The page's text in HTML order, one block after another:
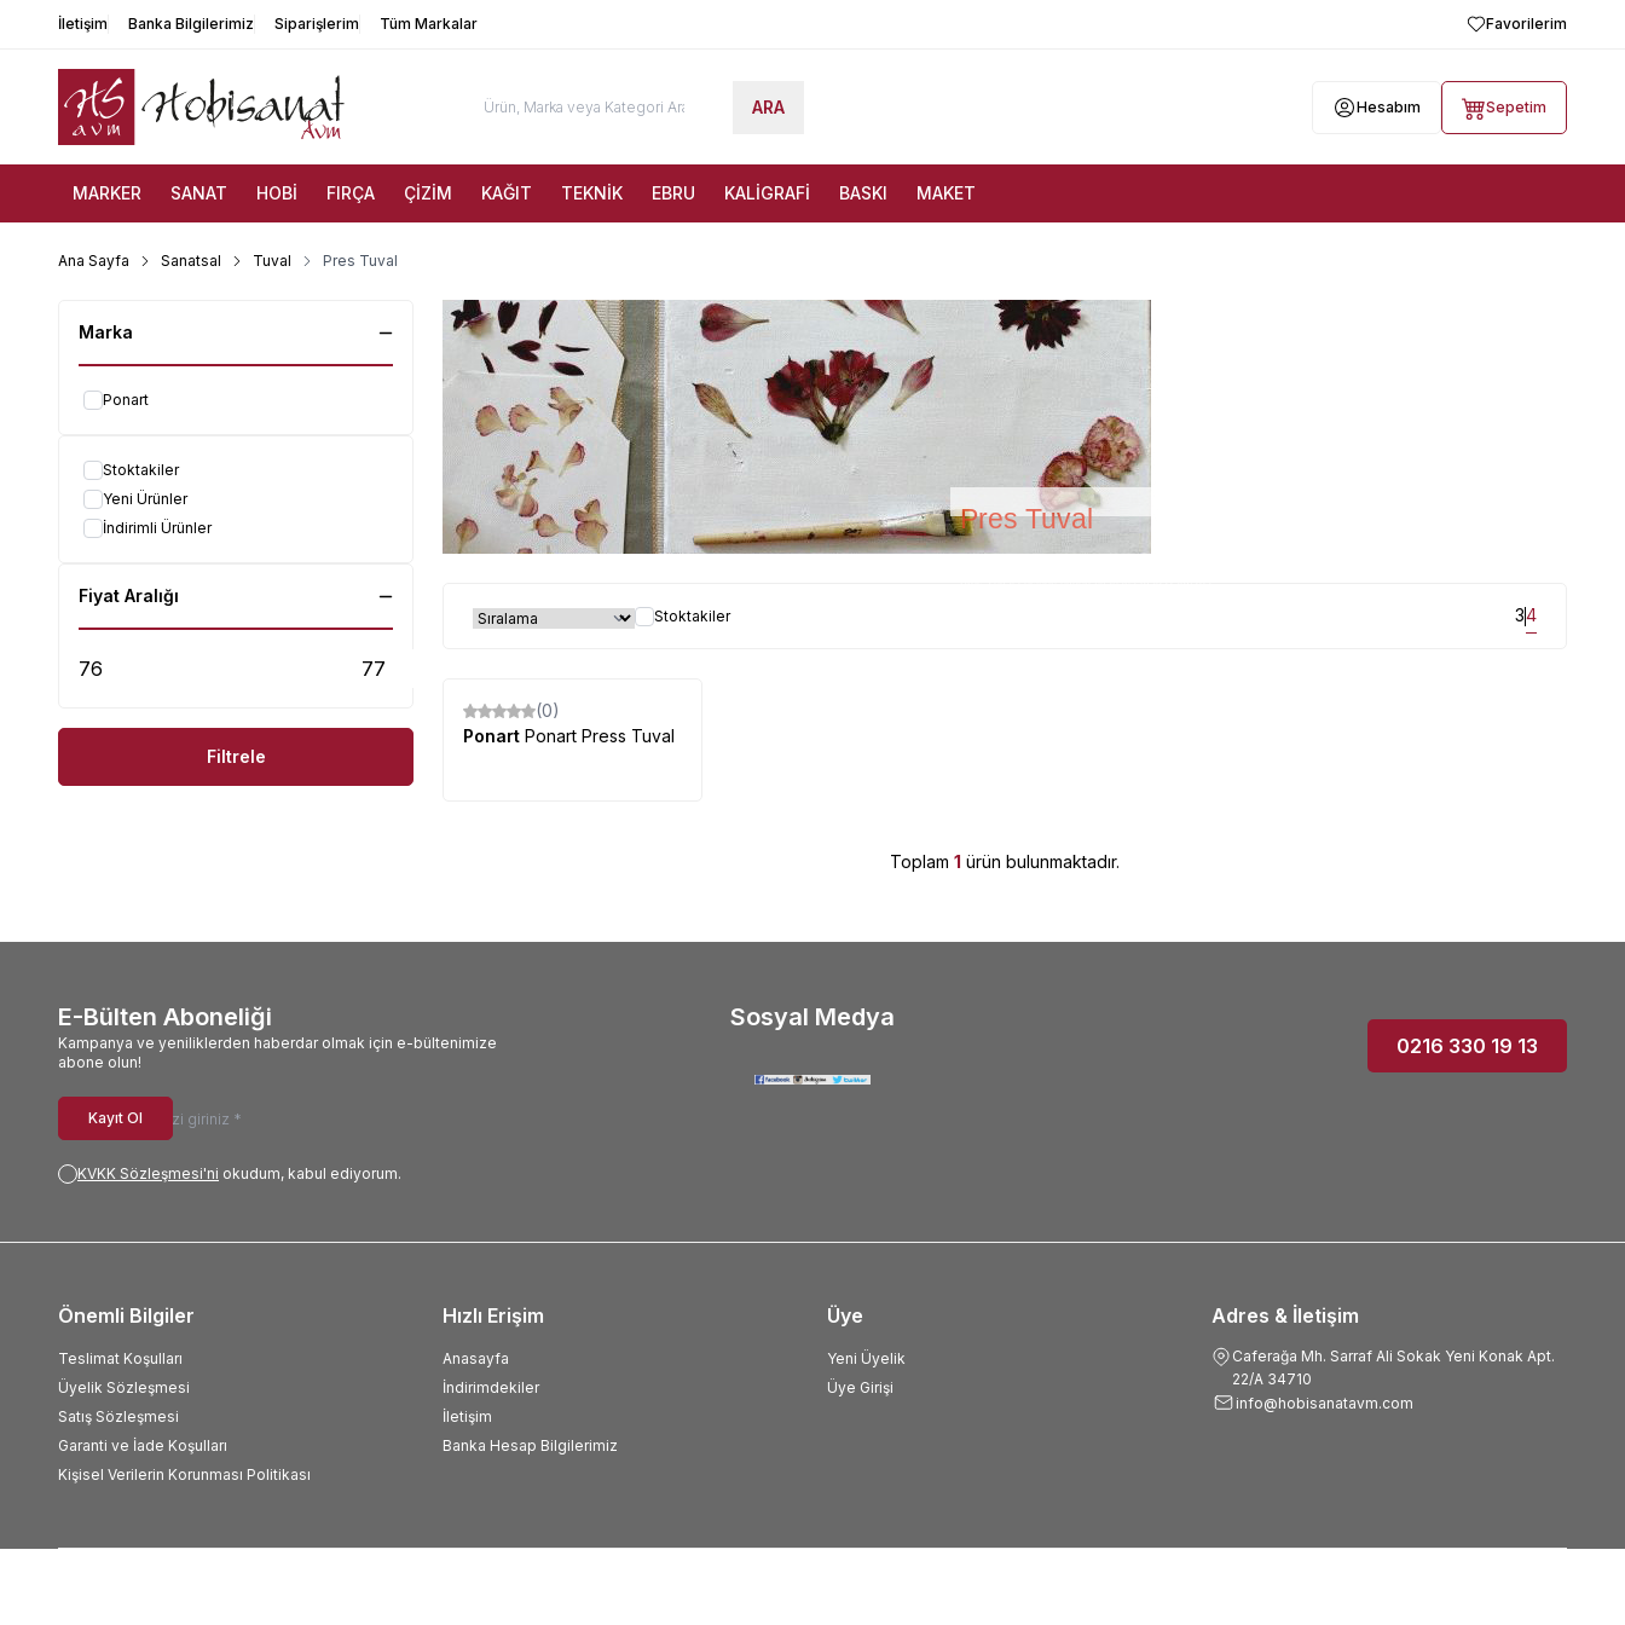
İletişim Banka Bilgilerimiz Siparişlerim Tüm Markalar Favorilerim
ARA Hesabım Sepetim
MARKER SANAT HOBİ FIRÇA ÇİZİM KAĞIT TEKNİK EBRU KALİGRAFİ BASKI MAKET
Ana Sayfa Sanatsal Tuval Pres Tuval
Marka
Ponart
Stoktakiler
Yeni Ürünler
İndirimli Ürünler
Fiyat Aralığı
Filtrele
Pres Tuval
Stoktakiler 34
(0)
Ponart Ponart Press Tuval
Toplam 1 ürün bulunmaktadır.
E-Bülten Aboneliği
Kampanya ve yeniliklerden haberdar olmak için e-bültenimize
abone olun!
Kayıt Ol
KVKK Sözleşmesi'ni okudum, kabul ediyorum.
Sosyal Medya
0216 330 19 13
Adres & İletişim
Caferağa Mh. Sarraf Ali Sokak Yeni Konak Apt.
22/A 34710
info@hobisanatavm.com
Önemli Bilgiler
Teslimat Koşulları
Üyelik Sözleşmesi
Satış Sözleşmesi
Garanti ve İade Koşulları
Kişisel Verilerin Korunması Politikası
Hızlı Erişim
Anasayfa
İndirimdekiler
İletişim
Banka Hesap Bilgilerimiz
Üye
Yeni Üyelik
Üye Girişi